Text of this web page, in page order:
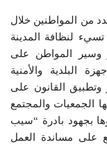
من المواطنين خلال
تسيء لنظافة المدينة
وسير المواطن على
البلدية والأمنية
القانون على
الجمعيات والمجتمع
بجهود بادرة “سيب
على مساندة العمل